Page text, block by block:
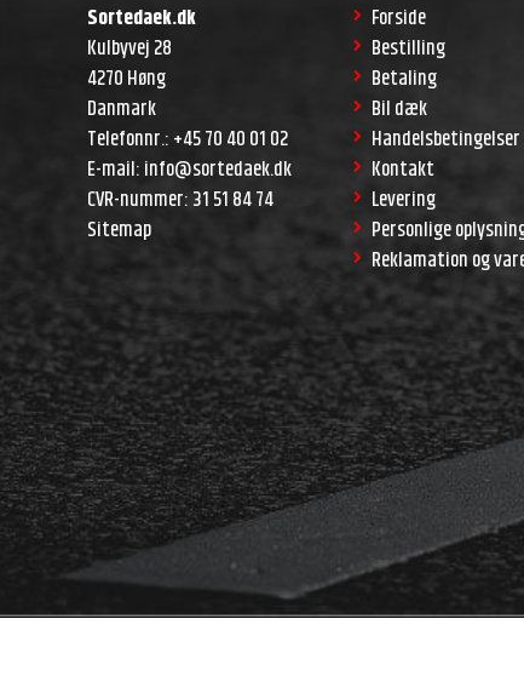
Sortedaek.dk
Kulbyvej 28
4270 Høng
Danmark
Telefonnr.:+45 70 40 01 02
E-mail:info@sortedaek.dk
CVR-nummer:31 51 84 74
Sitemap
Forside
Bestilling
Betaling
Bil dæk
Handelsbetingelser
Kontakt
Levering
Personlige
Reklamation og